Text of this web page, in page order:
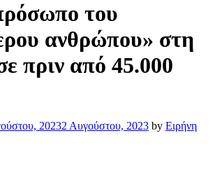
του
ανθρώπου» στη
πριν από 45.000
20232 Αυγούστου, 2023 by Ειρήνη